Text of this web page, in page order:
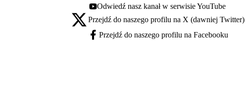
Youtube - otwiera się w nowej karcie
Odwiedź nasz kanał w serwisie YouTube
X - otwiera się w nowej karcie
Przejdź do naszego profilu na X (dawniej Twitter)
Facebook - otwiera się w nowej karcie
Przejdź do naszego profilu na Facebooku